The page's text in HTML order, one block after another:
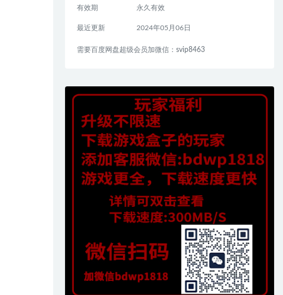
有效期 永久有效
最近更新 2024年05月06日
需要百度网盘超级会员加微信：svip8463